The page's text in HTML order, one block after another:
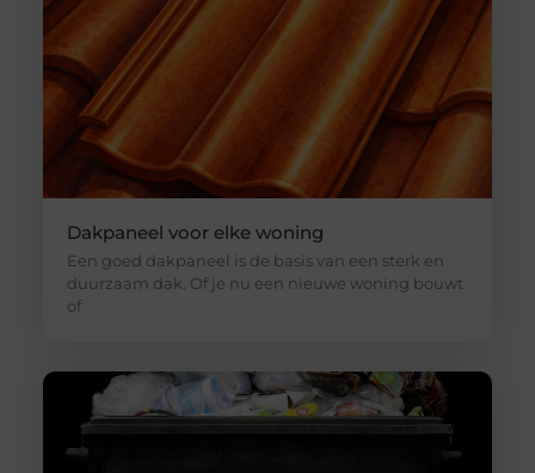
Dakpaneel voor elke woning
Een goed dakpaneel is de basis van een sterk en
duurzaam dak. Of je nu een nieuwe woning bouwt
of